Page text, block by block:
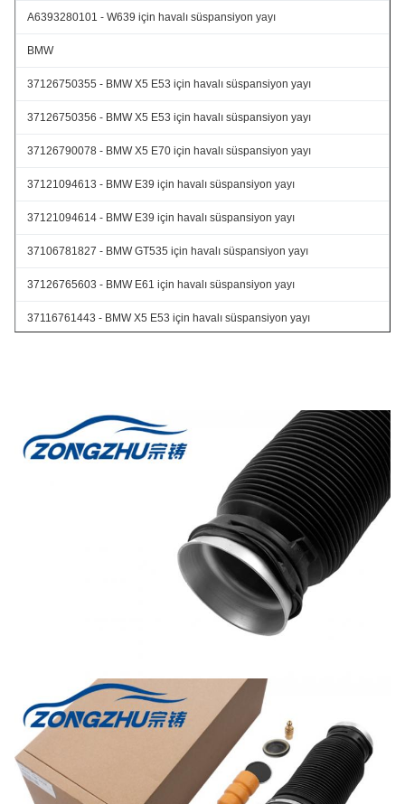
A6393280101 - W639 için havalı süspansiyon yayı
BMW
37126750355 - BMW X5 E53 için havalı süspansiyon yayı
37126750356 - BMW X5 E53 için havalı süspansiyon yayı
37126790078 - BMW X5 E70 için havalı süspansiyon yayı
37121094613 - BMW E39 için havalı süspansiyon yayı
37121094614 - BMW E39 için havalı süspansiyon yayı
37106781827 - BMW GT535 için havalı süspansiyon yayı
37126765603 - BMW E61 için havalı süspansiyon yayı
37116761443 - BMW X5 E53 için havalı süspansiyon yayı
LAND ROVER
RKB500082 - Land-Rover için havalı süspansiyon yayı
RNB000740 - Land-Rover için havalı süspansiyon yayı
RNB501580 - Land-Rover LR3 için havalı süspansiyon yayı
RKB101460 - Land-Rover P38 için havalı süspansiyon yayı
REB101740 - Land-Rover P38 için havalı süspansiyon yayı
4F0616001J - Audi A6 için havalı süspansiyon yayı
4Z7616051B - Audi A6 için havalı süspansiyon yayı
4Z7616051A - Audi A6 için havalı süspansiyon yayı
4Z7616052A - Audi A6 için havalı süspansiyon yayı